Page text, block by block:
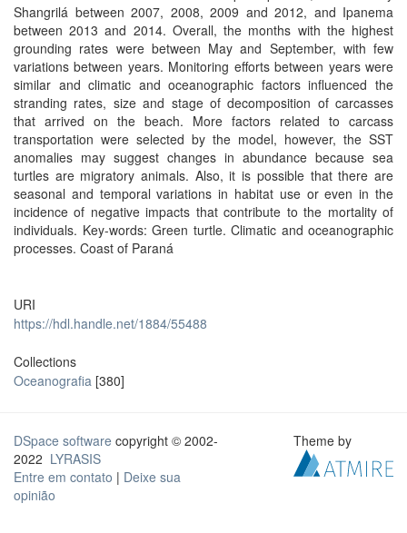
Shangrilá between 2007, 2008, 2009 and 2012, and Ipanema
between 2013 and 2014. Overall, the months with the highest
grounding rates were between May and September, with few
variations between years. Monitoring efforts between years were
similar and climatic and oceanographic factors influenced the
stranding rates, size and stage of decomposition of carcasses
that arrived on the beach. More factors related to carcass
transportation were selected by the model, however, the SST
anomalies may suggest changes in abundance because sea
turtles are migratory animals. Also, it is possible that there are
seasonal and temporal variations in habitat use or even in the
incidence of negative impacts that contribute to the mortality of
individuals. Key-words: Green turtle. Climatic and oceanographic
processes. Coast of Paraná
URI
https://hdl.handle.net/1884/55488
Collections
Oceanografia [380]
DSpace software copyright © 2002-
2022 LYRASIS
Entre em contato | Deixe sua
opinião
Theme by